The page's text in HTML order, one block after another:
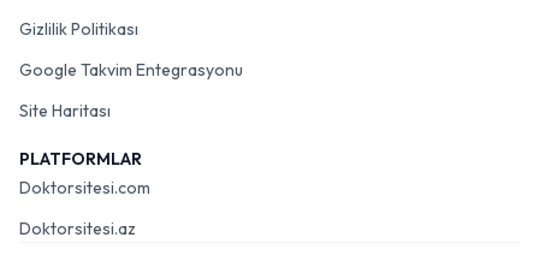
Gizlilik Politikası
Google Takvim Entegrasyonu
Site Haritası
PLATFORMLAR
Doktorsitesi.com
Doktorsitesi.az